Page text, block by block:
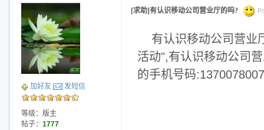
加好友 发短信
等级：版主
帖子： 1777
[求助]有认识移动公司营业厅的吗?
有认识移动公司营业
活动",有认识移动公司
的手机号码